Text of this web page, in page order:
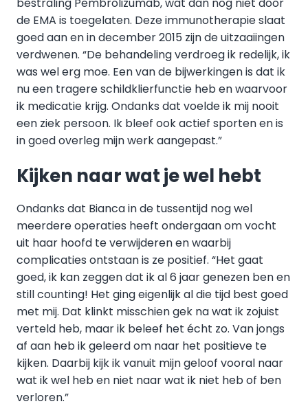
de EMA is toegelaten. Deze immunotherapie slaat
goed aan en in december 2015 zijn de uitzaaiingen
verdwenen. “De behandeling verdroeg ik redelijk, ik
was wel erg moe. Een van de bijwerkingen is dat ik
nu een tragere schildklierfunctie heb en waarvoor
ik medicatie krijg. Ondanks dat voelde ik mij nooit
een ziek persoon. Ik bleef ook actief sporten en is
in goed overleg mijn werk aangepast.”
Kijken naar wat je wel hebt
Ondanks dat Bianca in de tussentijd nog wel
meerdere operaties heeft ondergaan om vocht
uit haar hoofd te verwijderen en waarbij
complicaties ontstaan is ze positief. “Het gaat
goed, ik kan zeggen dat ik al 6 jaar genezen ben en
still counting! Het ging eigenlijk al die tijd best goed
met mij. Dat klinkt misschien gek na wat ik zojuist
verteld heb, maar ik beleef het écht zo. Van jongs
af aan heb ik geleerd om naar het positieve te
kijken. Daarbij kijk ik vanuit mijn geloof vooral naar
wat ik wel heb en niet naar wat ik niet heb of ben
verloren.”